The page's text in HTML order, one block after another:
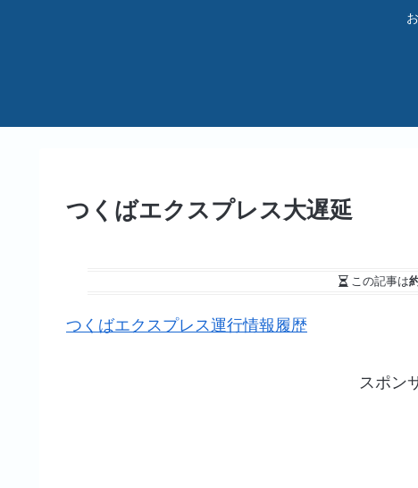
つくばエクスプレス大遅延
この記事は
つくばエクスプレス運行情報履歴
スポン